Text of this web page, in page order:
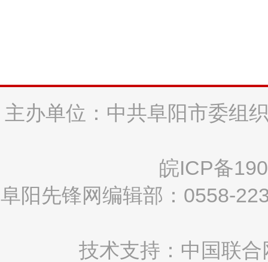
主办单位：中共阜阳市委组
皖ICP备
阜阳先锋网编辑部：0558-
技术支持：中国联